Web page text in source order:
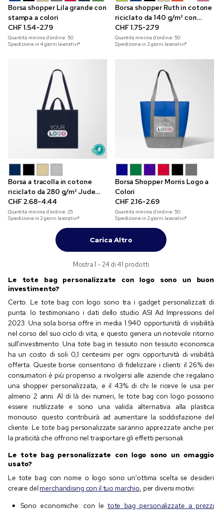
Borsa shopper Lila grande con
stampa a colori
CHF 1.54-2.79
Quantità minima d'ordine: 50
Spedizione in 4 giorni lavorativi*
Borsa shopper Ruth in cotone
riciclato da 140 g/m² con
stampa a colori
CHF 1.75-2.79
Quantità minima d'ordine: 50
Spedizione in 2 giorni lavorativi*
Borsa a tracolla in cotone
riciclato da 280 g/m² Jude
con stampa a colori
CHF 2.68-4.44
Quantità minima d'ordine:25
Spedizione in 2 giorni lavorativi*
Borsa Shopper Morris Logo a
Colori
CHF 2.16-2.69
Quantità minima d'ordine: 50
Spedizione in 2 giorni lavorativi*
Carica Altro
Mostra 1 - 24 di 41 prodotti
Le tote bag personalizzate con logo sono un buon
investimento?
Certo. Le tote bag con logo sono tra i gadget personalizzati di
punta: lo testimoniano i dati dello studio ASI Ad Impressions del
2023. Una sola borsa offre in media 1.940 opportunità di visibilità
nel corso del suo ciclo di vita, e questo genera un notevole ritorno
sull’investimento. Una tote bag in tessuto non tessuto economica
ha un costo di soli 0,1 centesimi per ogni opportunità di visibilità
offerta. Queste borse consentono di fidelizzare i clienti: il 26% dei
consumatori è più propenso a rivolgersi alle aziende che regalano
una shopper personalizzata, e il 43% di chi le riceve le usa per
almeno 2 anni. Al di là dei numeri, le tote bag con logo possono
essere riutilizzate e sono una valida alternativa alla plastica
monouso: questo contribuirà ad aumentare la soddisfazione del
cliente. Le tote bag personalizzate saranno apprezzate anche per
la praticità che offrono nel trasportare gli effetti personali.
Le tote bag personalizzate con logo sono un omaggio
usato?
Le tote bag con nome o logo sono un’ottima scelta se desideri
creare delmerchandising con il tuo marchio, per diversi motivi:
Sono economiche: con le tote bag personalizzate a prezzi